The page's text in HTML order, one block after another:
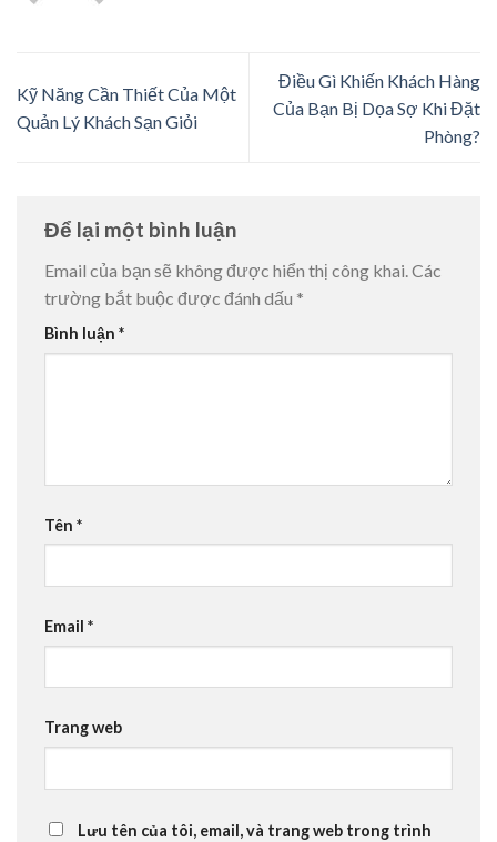
Kỹ Năng Cần Thiết Của Một
Quản Lý Khách Sạn Giỏi
Điều Gì Khiến Khách Hàng
Của Bạn Bị Dọa Sợ Khi Đặt
Phòng?
Để lại một bình luận
Email của bạn sẽ không được hiển thị công khai.Các
trường bắt buộc được đánh dấu *
Bình luận *
Tên *
Email *
Trang web
Lưu tên của tôi, email, và trang web trong trình